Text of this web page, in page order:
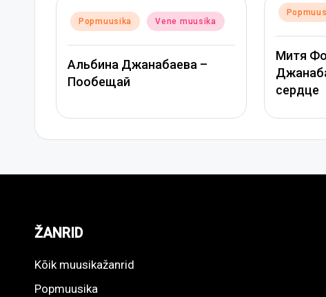
Posted
in
Popmuusika Vene muusika
Митя Фомин и Альбина
Джанабаева – Спасибо,
сердце
ŽANRID
Kõik muusikažanrid
Popmuusika